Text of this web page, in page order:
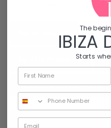
Recomendado
Tipo De Propiedad
Estado De La Propiedad
The
IBIZA
Starts